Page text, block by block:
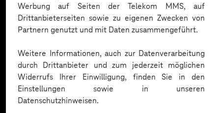
Werbung auf Seiten der Telekom MMS, auf
Drittanbieterseiten sowie zu eigenen Zwecken von
Partnern genutzt und mit Daten zusammengeführt.
Weitere Informationen, auch zur Datenverarbeitung
durch Drittanbieter und zum jederzeit möglichen
Widerrufs Ihrer Einwilligung, finden Sie in den
Einstellungen sowie in unseren
Datenschutzhinweisen.